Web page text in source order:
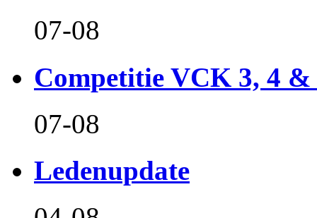
07-08
Competitie VCK 3, 4 &
07-08
Ledenupdate